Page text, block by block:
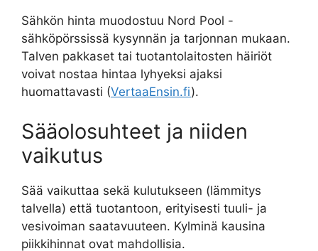
Sähkön hinta muodostuu Nord Pool -
sähköpörssissä kysynnän ja tarjonnan mukaan.
Talven pakkaset tai tuotantolaitosten häiriöt
voivat nostaa hintaa lyhyeksi ajaksi
huomattavasti (VertaaEnsin.fi).
Sääolosuhteet ja niiden
vaikutus
Sää vaikuttaa sekä kulutukseen (lämmitys
talvella) että tuotantoon, erityisesti tuuli- ja
vesivoiman saatavuuteen. Kylminä kausina
piikkihinnat ovat mahdollisia.